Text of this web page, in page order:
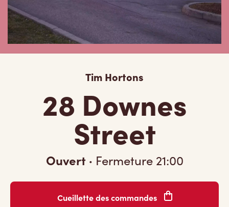
Tim Hortons
28 Downes
Street
Ouvert · Fermeture 21:00
Cueillette des commandes